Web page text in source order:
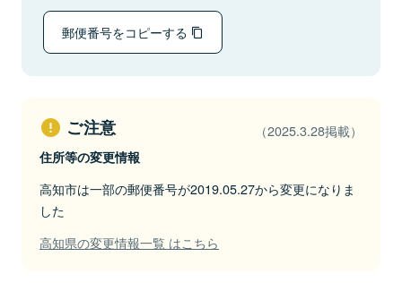
郵便番号をコピーする
ご注意 （2025.3.28掲載）
住所等の変更情報
高知市は一部の郵便番号が2019.05.27から変更になりま
した
高知県の変更情報一覧 はこちら